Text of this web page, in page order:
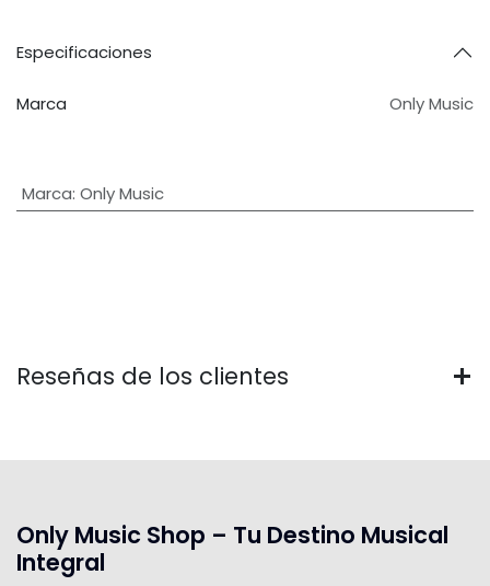
Especificaciones
Marca Only Music
Marca: Only Music
Reseñas de los clientes
Only Music Shop – Tu Destino Musical
Integral